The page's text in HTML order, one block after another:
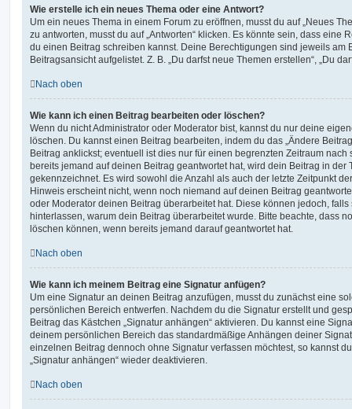
Wie erstelle ich ein neues Thema oder eine Antwort?
Um ein neues Thema in einem Forum zu eröffnen, musst du auf „Neues
zu antworten, musst du auf „Antworten“ klicken. Es könnte sein, dass eine
du einen Beitrag schreiben kannst. Deine Berechtigungen sind jeweils am
Beitragsansicht aufgelistet. Z. B. „Du darfst neue Themen erstellen“, „Du
Nach oben
Wie kann ich einen Beitrag bearbeiten oder löschen?
Wenn du nicht Administrator oder Moderator bist, kannst du nur deine
löschen. Du kannst einen Beitrag bearbeiten, indem du das „Ändere
Beitrag anklickst; eventuell ist dies nur für einen begrenzten Zeitraum
bereits jemand auf deinen Beitrag geantwortet hat, wird dein Beitrag in der
gekennzeichnet. Es wird sowohl die Anzahl als auch der letzte Zeitpunkt
Hinweis erscheint nicht, wenn noch niemand auf deinen Beitrag
oder Moderator deinen Beitrag überarbeitet hat. Diese können jedoch,
hinterlassen, warum dein Beitrag überarbeitet wurde. Bitte beachte, dass
löschen können, wenn bereits jemand darauf geantwortet hat.
Nach oben
Wie kann ich meinem Beitrag eine Signatur anfügen?
Um eine Signatur an deinen Beitrag anzufügen, musst du zunächst eine
persönlichen Bereich entwerfen. Nachdem du die Signatur erstellt und
Beitrag das Kästchen „Signatur anhängen“ aktivieren. Du kannst eine
deinem persönlichen Bereich das standardmäßige Anhängen deiner
einzelnen Beitrag dennoch ohne Signatur verfassen möchtest, so kannst
„Signatur anhängen“ wieder deaktivieren.
Nach oben